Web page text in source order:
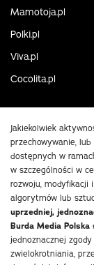
Mamotoja.pl
Polki.pl
Viva.pl
Cocolita.pl
Jakiekolwiek
przechowywanie,
dostępnych w
w szczególności w
rozwoju, modyfikacji
algorytmów lub
uprzedniej,
Burda Media Polska
jednoznacznej
zwielokrotniania,